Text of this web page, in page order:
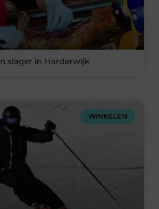
slager in Harderwijk
WINKELEN